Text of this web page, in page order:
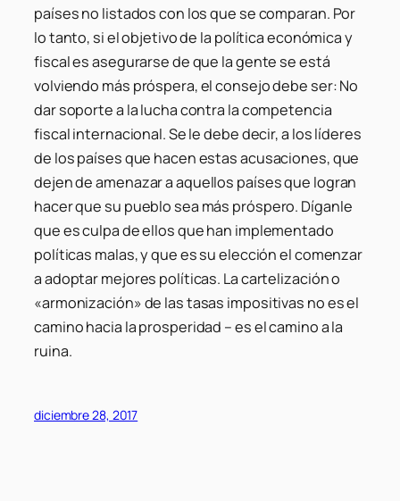
países no listados con los que se comparan. Por
lo tanto, si el objetivo de la política económica y
fiscal es asegurarse de que la gente se está
volviendo más próspera, el consejo debe ser: No
dar soporte a la lucha contra la competencia
fiscal internacional. Se le debe decir, a los líderes
de los países que hacen estas acusaciones, que
dejen de amenazar a aquellos países que logran
hacer que su pueblo sea más próspero. Díganle
que es culpa de ellos que han implementado
políticas malas, y que es su elección el comenzar
a adoptar mejores políticas. La cartelización o
«armonización» de las tasas impositivas no es el
camino hacia la prosperidad – es el camino a la
ruina.
diciembre 28, 2017